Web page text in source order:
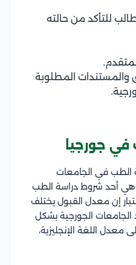
للتأكد من حالته
والمستندات المطلوبة
جورجيا
الطب في الجامعات
بين 70% إلى 80%، وهي أحد شروط دراسة الطب
إن معدل القبول يختلف
الجورجية بشكل
معدل اللغة الإنجليزية،